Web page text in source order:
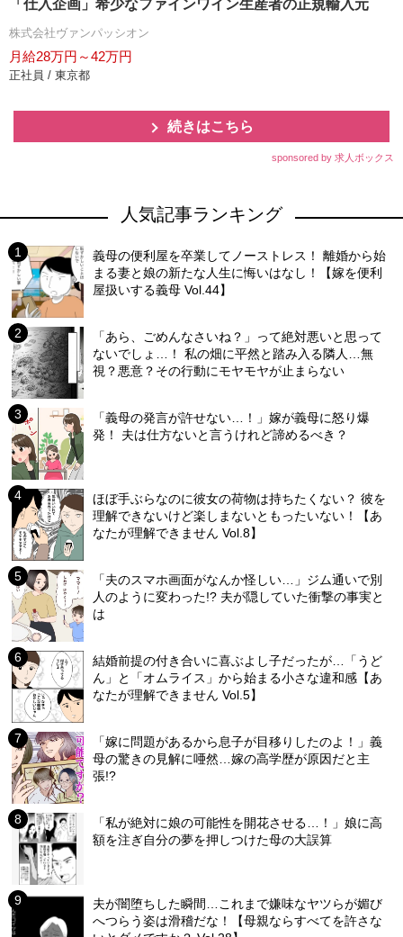
「仕入企画」希少なファインワイン生産者の正規輸入元
株式会社ヴァンパッシオン
月給28万円～42万円
正社員 / 東京都
続きはこちら
sponsored by 求人ボックス
人気記事ランキング
義母の便利屋を卒業してノーストレス！ 離婚から始
まる妻と娘の新たな人生に悔いはなし！【嫁を便利
屋扱いする義母 Vol.44】
「あら、ごめんなさいね？」って絶対悪いと思って
ないでしょ…！ 私の畑に平然と踏み入る隣人…無
視？悪意？その行動にモヤモヤが止まらない
「義母の発言が許せない…！」嫁が義母に怒り爆
発！ 夫は仕方ないと言うけれど諦めるべき？
ほぼ手ぶらなのに彼女の荷物は持ちたくない？ 彼を
理解できないけど楽しまないともったいない！【あ
なたが理解できません Vol.8】
「夫のスマホ画面がなんか怪しい…」ジム通いで別
人のように変わった!? 夫が隠していた衝撃の事実と
は
結婚前提の付き合いに喜ぶよし子だったが…「うど
ん」と「オムライス」から始まる小さな違和感【あ
なたが理解できません Vol.5】
「嫁に問題があるから息子が目移りしたのよ！」義
母の驚きの見解に唖然…嫁の高学歴が原因だと主
張!?
「私が絶対に娘の可能性を開花させる…！」娘に高
額を注ぎ自分の夢を押しつけた母の大誤算
夫が闇堕ちした瞬間…これまで嫌味なヤツらが媚び
へつらう姿は滑稽だな！【母親ならすべてを許さな